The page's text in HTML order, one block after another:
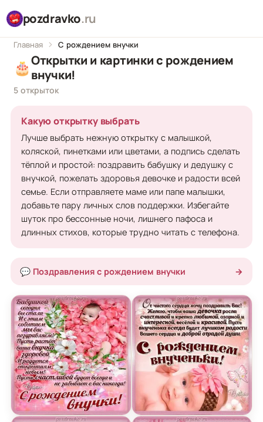
pozdravko.ru
Главная С рождением внучки
🎂Открытки и картинки с рождением
внучки!
5 открыток
Какую открытку выбрать
Лучше выбрать нежную открытку с малышкой,
коляской, пинетками или цветами, а подпись сделать
тёплой и простой: поздравить бабушку и дедушку с
внучкой, пожелать здоровья девочке и радости всей
семье. Если отправляете маме или папе малышки,
добавьте пару личных слов поддержки. Избегайте
шуток про бессонные ночи, лишнего пафоса и
длинных стихов, которые трудно читать с телефона.
💬 Поздравления с рождением внучки →
Красивая открытка с рождением внучкой и
Открытка с рождением